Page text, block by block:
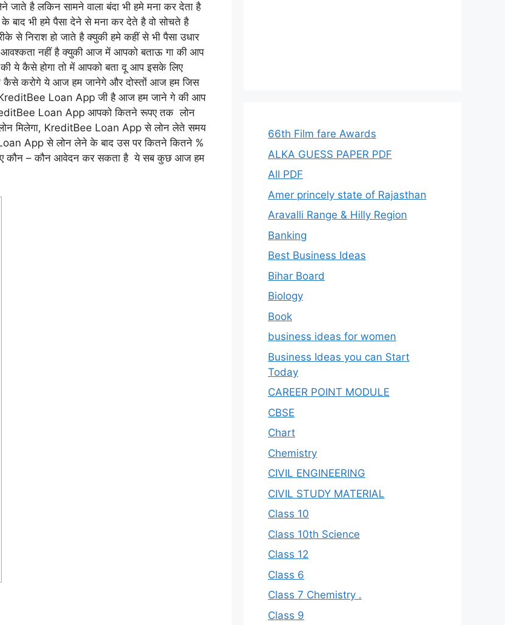
है लकिन सामने वाला बंदा भी हमे मना कर देता है
के बाद भी हमे पैसा देने से मना कर देते है वो सोचते है
से निराश हो जाते है क्युकी हमे कहीं से भी पैसा उधार
आवश्कता नहीं है क्युकी आज में आपको बताऊ गा की आप
ये कैसे होगा तो में आपको बता दू आप इसके लिए
करोगे ये आज हम जानेगे और दोस्तों आज हम जिस
Loan App जी है आज हम जाने गे की आप
Loan App आपको कितने रूपए तक लोन
मिलेगा, KreditBee Loan App से लोन लेते समय
App से लोन लेने के बाद उस पर कितने कितने %
कौन – कौन आवेदन कर सकता है ये सब कुछ आज हम
66th Film fare Awards
ALKA GUESS PAPER PDF
All PDF
Amer princely state of Rajasthan
Aravalli Range & Hilly Region
Banking
Best Business Ideas
Bihar Board
Biology
Book
business ideas for women
Business Ideas you can Start
Today
CAREER POINT MODULE
CBSE
Chart
Chemistry
CIVIL ENGINEERING
CIVIL STUDY MATERIAL
Class 10
Class 10th Science
Class 12
Class 6
Class 7 Chemistry .
Class 9